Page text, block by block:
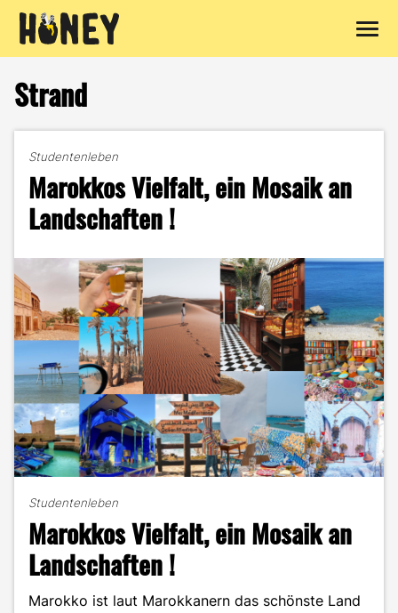
Inhalt
springen
Strand
Studentenleben
Marokkos Vielfalt, ein Mosaik an
Landschaften !
Studentenleben
Marokkos Vielfalt, ein Mosaik an
Landschaften !
Marokko ist laut Marokkanern das schönste Land